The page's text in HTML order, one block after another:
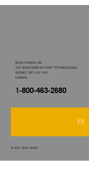
BEGO CANADA INC.
700 BOULEVARD DU PARC TECHNOLOGIQUE
QUÉBEC (QC) G1P 4S3
CANADA
1-800-463-2680
© 2024. BEGO CANADA